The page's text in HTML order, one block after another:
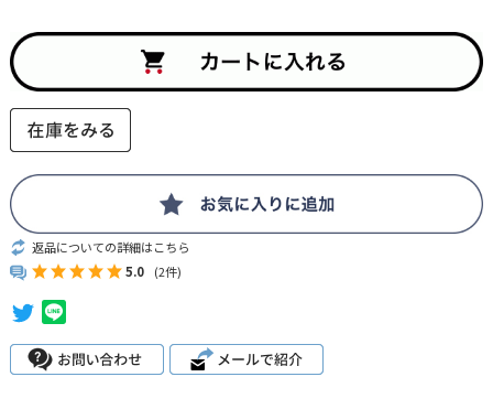
返品についての詳細はこちら
5.0
(2件)